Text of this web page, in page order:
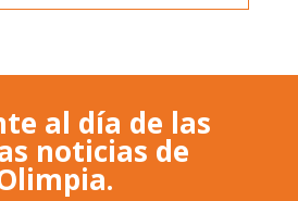
al día de las
noticias de